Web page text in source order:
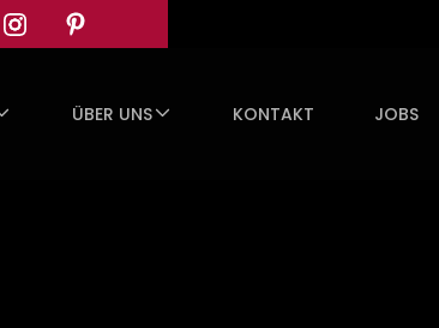
ÜBER UNS KONTAKT JOBS